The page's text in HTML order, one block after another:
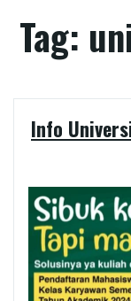
Tag:
Info